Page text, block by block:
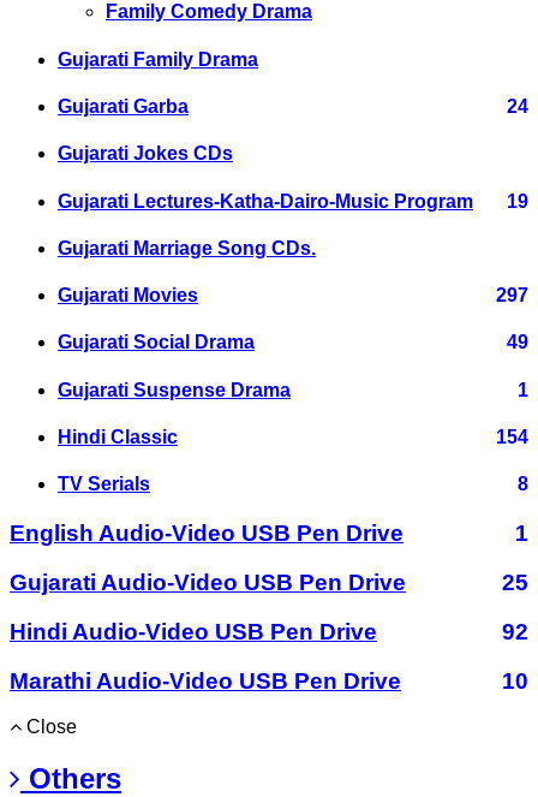
Family Comedy Drama
Gujarati Family Drama
Gujarati Garba 24
Gujarati Jokes CDs
Gujarati Lectures-Katha-Dairo-Music Program 19
Gujarati Marriage Song CDs.
Gujarati Movies 297
Gujarati Social Drama 49
Gujarati Suspense Drama 1
Hindi Classic 154
TV Serials 8
English Audio-Video USB Pen Drive
1
Gujarati Audio-Video USB Pen Drive
25
Hindi Audio-Video USB Pen Drive
92
Marathi Audio-Video USB Pen Drive
10
Close
Others